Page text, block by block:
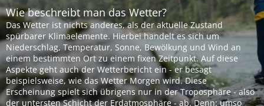
Wie beschreibt man das Wetter?
Das Wetter ist nichts anderes, als der aktuelle Zustand
spürbarer Klimaelemente. Hierbei handelt es sich um
Niederschlag, Temperatur, Sonne, Bewölkung und Wind an
einem bestimmten Ort zu einem fixen Zeitpunkt. Auf diese
Aspekte geht auch der Wetterbericht ein - er besagt
beispielsweise, wie das Wetter Morgen wird. Diese
Erscheinung spielt sich übrigens nur in der Troposphäre - also
der untersten Schicht der Erdatmosphäre - ab. Denn: umso